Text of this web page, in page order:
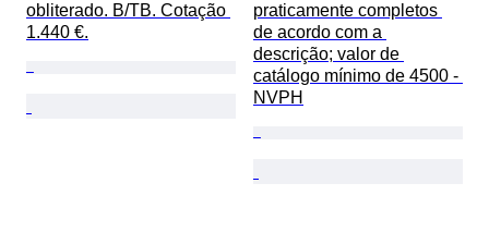
obliterado. B/TB. Cotação
1.440 €.
praticamente completos
de acordo com a
descrição; valor de
catálogo mínimo de 4500 -
NVPH